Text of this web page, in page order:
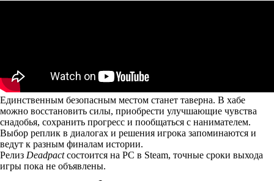
Единственным безопасным местом станет таверна. В хабе
можно восстановить силы, приобрести улучшающие чувства
снадобья, сохранить прогресс и пообщаться с нанимателем.
Выбор реплик в диалогах и решения игрока запоминаются и
ведут к разным финалам истории.
Релиз Deadpactсостоится на PC в Steam, точные сроки выхода
игры пока не объявлены.